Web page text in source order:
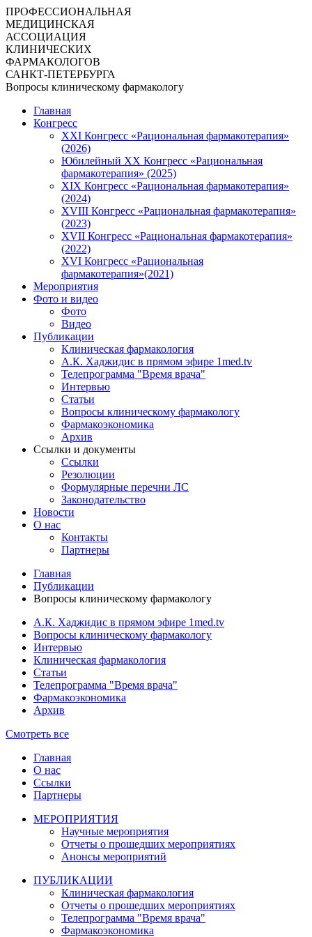
ПРОФЕССИОНАЛЬНАЯ
МЕДИЦИНСКАЯ
АССОЦИАЦИЯ
КЛИНИЧЕСКИХ
ФАРМАКОЛОГОВ
САНКТ-ПЕТЕРБУРГА
Вопросы клиническому фармакологу
Главная
Конгресс
XXI Конгресс «Рациональная фармакотерапия»
(2026)
Юбилейный XX Конгресс «Рациональная
фармакотерапия» (2025)
XIX Конгресс «Рациональная фармакотерапия»
(2024)
XVIII Конгресс «Рациональная фармакотерапия»
(2023)
XVII Конгресс «Рациональная фармакотерапия»
(2022)
XVI Конгресс «Рациональная
фармакотерапия»(2021)
Мероприятия
Фото и видео
Фото
Видео
Публикации
Клиническая фармакология
А.К. Хаджидис в прямом эфире 1med.tv
Телепрограмма "Время врача"
Интервью
Статьи
Вопросы клиническому фармакологу
Фармакоэкономика
Архив
Ссылки и документы
Ссылки
Резолюции
Формулярные перечни ЛС
Законодательство
Новости
О нас
Контакты
Партнеры
Главная
Публикации
Вопросы клиническому фармакологу
А.К. Хаджидис в прямом эфире 1med.tv
Вопросы клиническому фармакологу
Интервью
Клиническая фармакология
Статьи
Телепрограмма "Время врача"
Фармакоэкономика
Архив
Смотреть все
Главная
О нас
Ссылки
Партнеры
МЕРОПРИЯТИЯ
Научные мероприятия
Отчеты о прошедших мероприятиях
Анонсы мероприятий
ПУБЛИКАЦИИ
Клиническая фармакология
Отчеты о прошедших мероприятиях
Телепрограмма "Время врача"
Фармакоэкономика